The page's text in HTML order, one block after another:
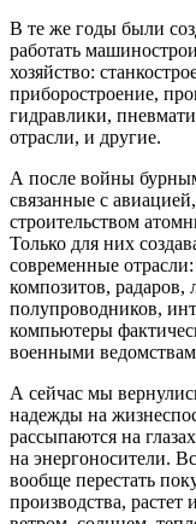
В те же годы были
работать
хозяйство:
приборостроение,
гидравлики,
отрасли, и другие.
А после войны
связанные с
строительством
Только для них
современные
композитов, радаров,
полупроводников,
компьютеры
военными
А сейчас мы
надежды на
рассыпаются на
на энергоносители.
вообще перестать
производства,